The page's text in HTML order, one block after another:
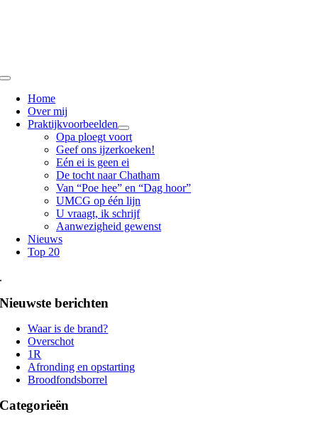
Toggle
NavigationHome
Over mij
Praktijkvoorbeelden
Opa ploegt voort
Geef ons ijzerkoeken!
Eén ei is geen ei
De tocht naar Chatham
Van “Poe hee” en “Dag hoor”
UMCG op één lijn
U vraagt, ik schrijf
Aanwezigheid gewenst
Nieuws
Top 20
.
Nieuwste berichten
Waar is de brand?
Overschot
1R
Afronding en opstarting
Broodfondsborrel
Categorieën